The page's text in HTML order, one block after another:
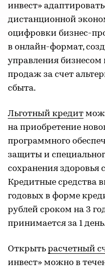
инвест»
дистанционной
оцифровки бизнес-
в онлайн-формат,
управления
продаж за счет
сбыта.
Льготный кредит
на приобретение
программного
защиты и
сохранения здоровья
Кредитные средства
годовых в форме
рублей сроком на 3
принимается за 1
Открыть расчетный
инвест» можно в